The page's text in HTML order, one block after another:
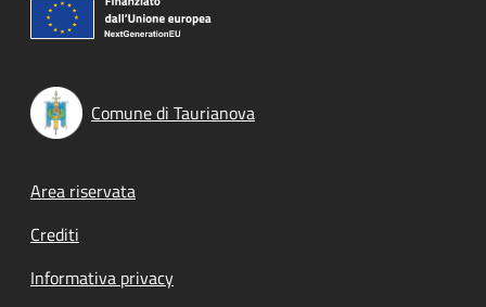
Comune di Taurianova
Footer menu
Area riservata
Crediti
Informativa privacy